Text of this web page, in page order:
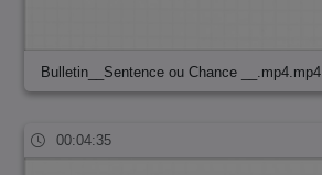
Bulletin__Sentence ou Chance __.mp4.mp4
00:04:35